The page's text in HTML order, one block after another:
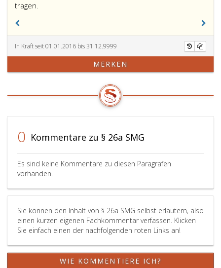
tragen.
In Kraft seit 01.01.2016 bis 31.12.9999
MERKEN
0 Kommentare zu § 26a SMG
Es sind keine Kommentare zu diesen Paragrafen
vorhanden.
Sie können den Inhalt von § 26a SMG selbst erläutern, also
einen kurzen eigenen Fachkommentar verfassen. Klicken
Sie einfach einen der nachfolgenden roten Links an!
WIE KOMMENTIERE ICH?